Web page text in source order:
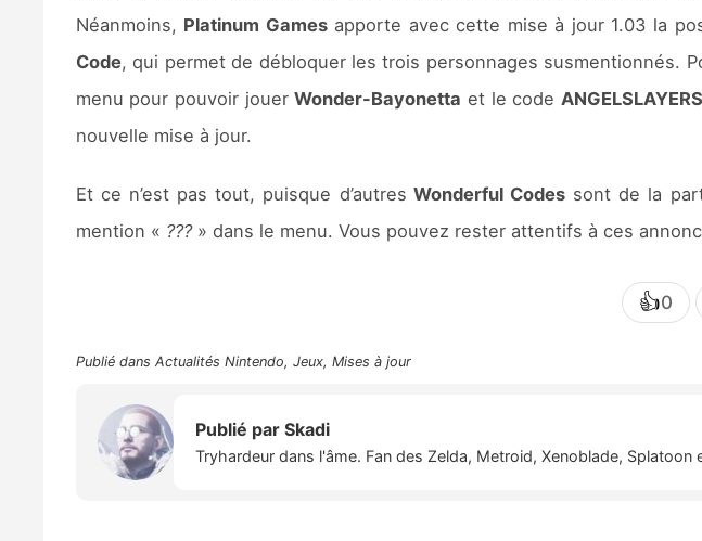
Néanmoins, Platinum Gamesapporte avec cette mise à jour 1.03 la
Code, qui permet de débloquer les trois personnages susmentionnés.
menu pour pouvoir jouerWonder-Bayonetta et le code ANGELSLAYERS
nouvelle mise à jour.
Et ce n’est pas tout, puisque d’autres Wonderful Codessont de la
mention « ???» dans le menu. Vous pouvez rester attentifs à ces
👍0
Publié dans Actualités Nintendo, Jeux, Mises à jour
Publié par Skadi
Tryhardeur dans l'âme. Fan des Zelda, Metroid, Xenoblade, Splatoon